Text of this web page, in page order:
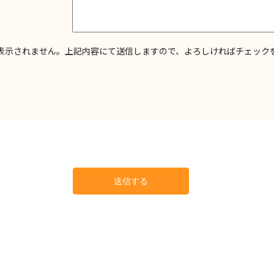
示されません。上記内容にて送信しますので、よろしければチェック